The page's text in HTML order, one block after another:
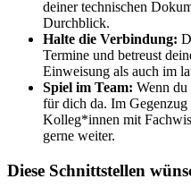
deiner technischen
Durchblick.
Halte die Verbindung:
Termine und betreust
Einweisung als auch im
Spiel im Team: Wenn
für dich da. Im Gegenzug
Kolleg*innen mit
gerne weiter.
Diese Schnittstellen